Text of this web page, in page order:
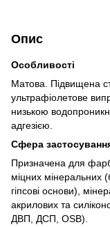
Опис
Особливості
Матова. Підвищена
ультрафіолетове
низькою
адгезією.
Сфера
Призначена для
міцних мінеральних
гіпсові основи),
акрилових та
ДВП, ДСП, ОSB).